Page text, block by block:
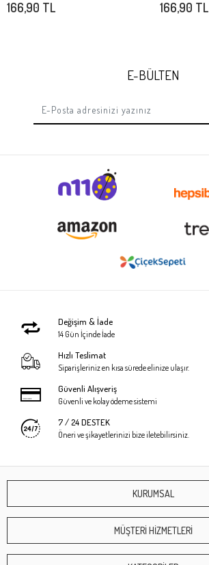
166,90 TL 166,90 TL
E-BÜLTEN
Değişim & İade
14 Gün İçinde İade
Hızlı Teslimat
Siparişleriniz en kısa sürede elinize ulaşır.
Güvenli Alışveriş
Güvenli ve kolay ödeme sistemi
7 / 24 DESTEK
Öneri ve şikayetlerinizi bize iletebilirsiniz.
KURUMSAL
MÜŞTERİ HİZMETLERİ